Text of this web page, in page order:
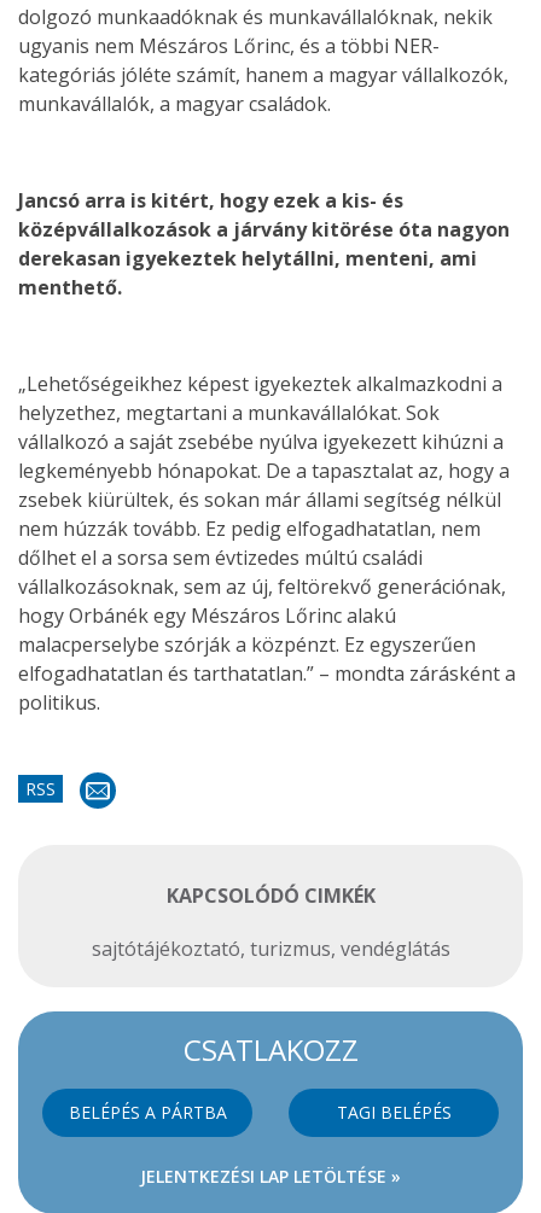
dolgozó munkaadóknak és munkavállalóknak, nekik
ugyanis nem Mészáros Lőrinc, és a többi NER-
kategóriás jóléte számít, hanem a magyar vállalkozók,
munkavállalók, a magyar családok.
Jancsó arra is kitért, hogy ezek a kis- és
középvállalkozások a járvány kitörése óta nagyon
derekasan igyekeztek helytállni, menteni, ami
menthető.
„Lehetőségeikhez képest igyekeztek alkalmazkodni a
helyzethez, megtartani a munkavállalókat. Sok
vállalkozó a saját zsebébe nyúlva igyekezett kihúzni a
legkeményebb hónapokat. De a tapasztalat az, hogy a
zsebek kiürültek, és sokan már állami segítség nélkül
nem húzzák tovább. Ez pedig elfogadhatatlan, nem
dőlhet el a sorsa sem évtizedes múltú családi
vállalkozásoknak, sem az új, feltörekvő generációnak,
hogy Orbánék egy Mészáros Lőrinc alakú
malacperselybe szórják a közpénzt. Ez egyszerűen
elfogadhatatlan és tarthatatlan.” – mondta zárásként a
politikus.
RSS
KAPCSOLÓDÓ CIMKÉK
sajtótájékoztató, turizmus, vendéglátás
CSATLAKOZZ
BELÉPÉS A PÁRTBA TAGI BELÉPÉS
JELENTKEZÉSI LAP LETÖLTÉSE »